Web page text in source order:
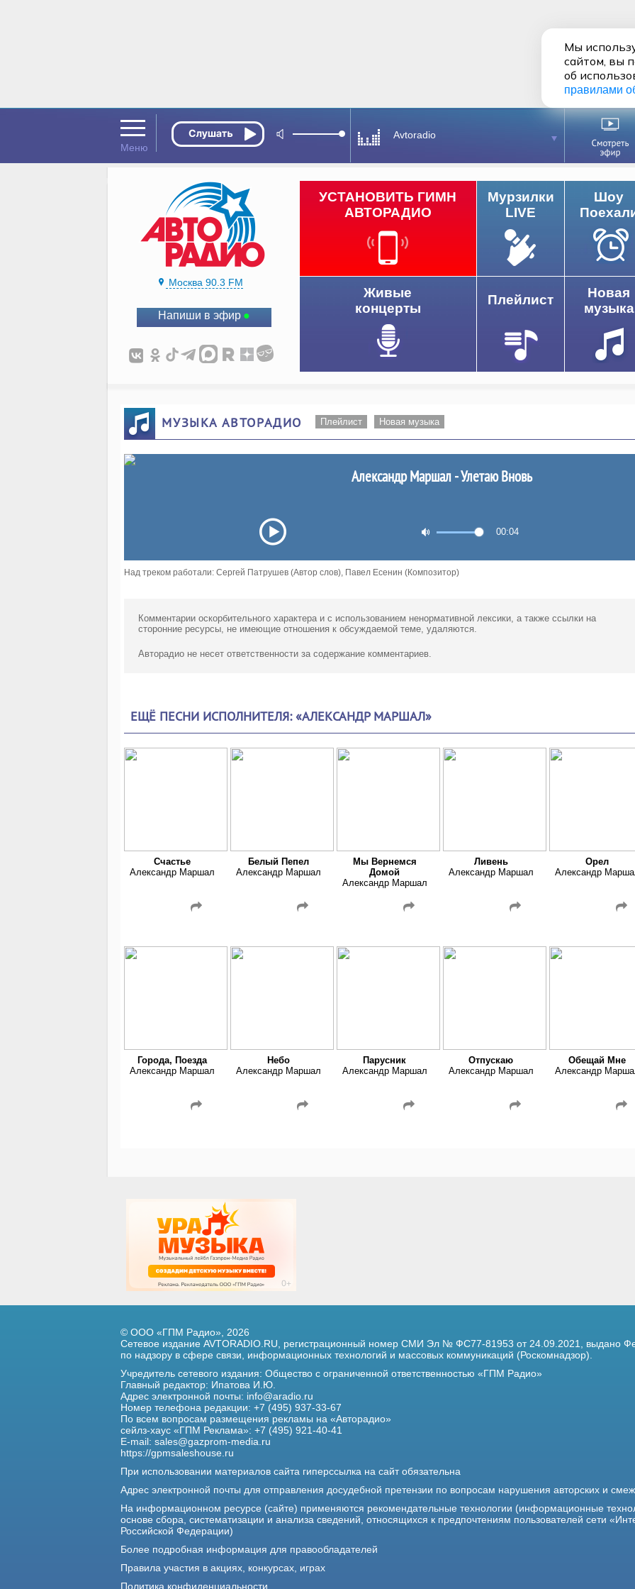
Avtoradio
Москва 90.3 FM
Напиши в эфир
УСТАНОВИТЬ ГИМН
АВТОРАДИО
Мурзилки
LIVE
Шоу
Живые
концерты
Плейлист
Новая
музыка
МУЗЫКА АВТОРАДИО Плейлист Новая музыка
Александр Маршал - Улетаю Вновь
00:04
Над треком работали: Сергей Патрушев (Автор слов), Павел Есенин (Композитор)
Комментарии оскорбительного характера и с использованием ненормативной лексики,а также ссылки на
сторонние ресурсы, не имеющие отношения к обсуждаемой теме, удаляются.
Авторадио не несет ответственности за содержание комментариев.
ЕЩЁ ПЕСНИ ИСПОЛНИТЕЛЯ: «АЛЕКСАНДР МАРШАЛ»
Счастье
Александр Маршал
Белый Пепел
Александр Маршал
Мы Вернемся
Домой
Александр Маршал
Ливень
Александр Маршал
Орел
Александр
Города, Поезда
Александр Маршал
Небо
Александр Маршал
Парусник
Александр Маршал
Отпускаю
Александр Маршал
Обещай Мне
Александр
© ООО «ГПМ Радио», 2026
Сетевое издание AVTORADIO.RU, регистрационный номер СМИ Эл № ФС77-81953 от 24.09.2021,
выдано
по надзору в сфере связи,
информационных технологий и массовых коммуникаций (Роскомнадзор).
Учредитель сетевого издания: Общество с ограниченной ответственностью «ГПМ Радио»
Главный редактор: Ипатова И.Ю.
Адрес электронной почты: info@aradio.ru
Номер телефона редакции: +7 (495) 937-33-67
По всем вопросам размещения рекламы на «Авторадио»
сейлз-хаус «ГПМ Реклама»: +7 (495) 921-40-41
E-mail: sales@gazprom-media.ru
https://gpmsaleshouse.ru
При использовании материалов сайта гиперссылка на сайт обязательна
Адрес электронной почты для отправления досудебной претензии по вопросам нарушения авторских и
На информационном ресурсе (сайте) применяются рекомендательные технологии (информационные
основе сбора, систематизации и анализа сведений, относящихся к предпочтениям пользователей сети
Российской Федерации)
Более подробная информация для правообладателей
Правила участия в акциях, конкурсах, играх
Политика конфиденциальности
Мы
сайтом, вы
об
правилами